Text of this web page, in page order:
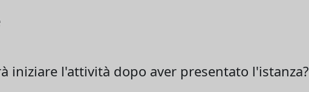
iniziare l'attività dopo aver presentato l'istanza?